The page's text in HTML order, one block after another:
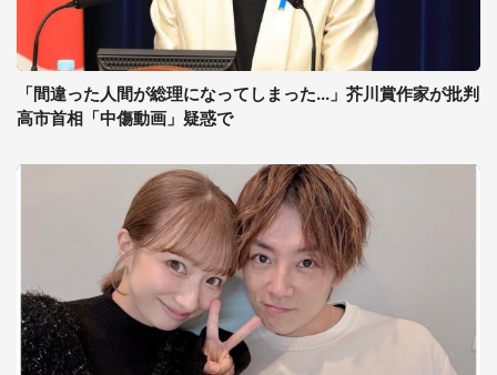
「間違った人間が総理になってしまった...」芥川賞作家が批判
高市首相「中傷動画」疑惑で